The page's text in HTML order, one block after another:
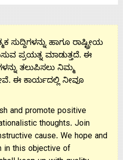
ಹಾಗೂ ರಾಷ್ಟ್ರೀಯ
ಪ್ರಯತ್ನ ಮಾಡುತ್ತದೆ. ಈ
ತಲುಪಿಸಲು ನಿಮ್ಮ
ಈ ಕಾರ್ಯದಲ್ಲಿ ನೀವೂ
and promote positive
thoughts. Join
cause. We hope and
in this objective of